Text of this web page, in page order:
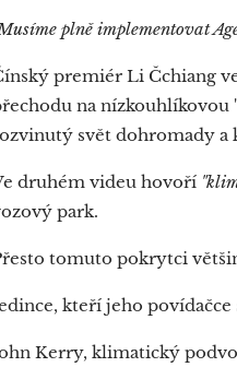
plně implementovat
premiér Li Čchiang
na nízkouhlíkovou
svět dohromady a
druhém videu hovoří
park.
tomuto pokrytci
kteří jeho
Kerry, klimatický